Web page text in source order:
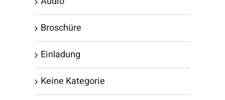
Broschüre
Einladung
Keine Kategorie